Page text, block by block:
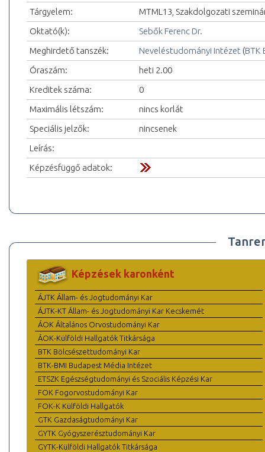
Tárgyelem:
MTML13, Szakdolgozati
Oktató(k):
Sebők Ferenc Dr.
Meghirdető tanszék:
Neveléstudományi Intézet (BTK
Óraszám:
heti 2.00
Kreditek száma:
0
Maximális létszám:
nincs korlát
Speciális jelzők:
nincsenek
Leírás:
Képzésfüggő adatok:
Képzések karonként
ÁJTK Állam- és Jogtudományi Kar
ÁJTK-KT Állam- és Jogtudományi Kar Kecskemét
ÁOK Általános Orvostudományi Kar
ÁOK-Külföldi Hallgatók Titkársága
BTK Bölcsészettudományi Kar
BTK-BMI Budapest Média Intézet
ETSZK Egészségtudományi és Szociális Képzési Kar
FOK Fogorvostudományi Kar
FOK-K Külföldi Hallgatók
GTK Gazdaságtudományi Kar
GYTK Gyógyszerésztudományi Kar
GYTK-Külföldi Hallgatók Titkársága